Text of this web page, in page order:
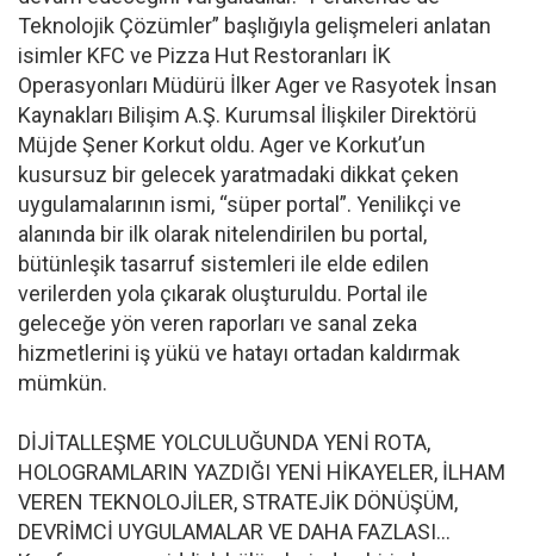
Teknolojik Çözümler” başlığıyla gelişmeleri anlatan
isimler KFC ve Pizza Hut Restoranları İK
Operasyonları Müdürü İlker Ager ve Rasyotek İnsan
Kaynakları Bilişim A.Ş. Kurumsal İlişkiler Direktörü
Müjde Şener Korkut oldu. Ager ve Korkut’un
kusursuz bir gelecek yaratmadaki dikkat çeken
uygulamalarının ismi, “süper portal”. Yenilikçi ve
alanında bir ilk olarak nitelendirilen bu portal,
bütünleşik tasarruf sistemleri ile elde edilen
verilerden yola çıkarak oluşturuldu. Portal ile
geleceğe yön veren raporları ve sanal zeka
hizmetlerini iş yükü ve hatayı ortadan kaldırmak
mümkün.
DİJİTALLEŞME YOLCULUĞUNDA YENİ ROTA,
HOLOGRAMLARIN YAZDIĞI YENİ HİKAYELER, İLHAM
VEREN TEKNOLOJİLER, STRATEJİK DÖNÜŞÜM,
DEVRİMCİ UYGULAMALAR VE DAHA FAZLASI…